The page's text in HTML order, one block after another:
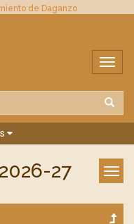
de Daganzo
27